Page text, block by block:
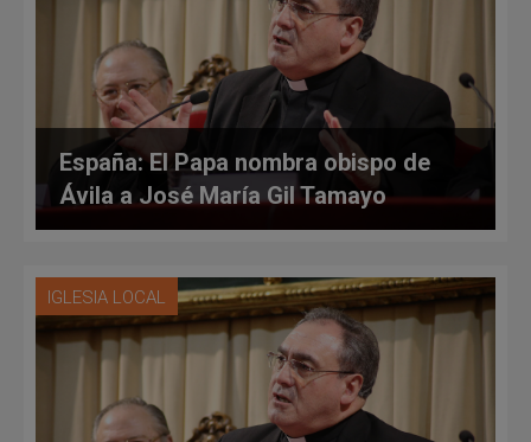
España: El Papa nombra obispo de
Ávila a José María Gil Tamayo
IGLESIA LOCAL